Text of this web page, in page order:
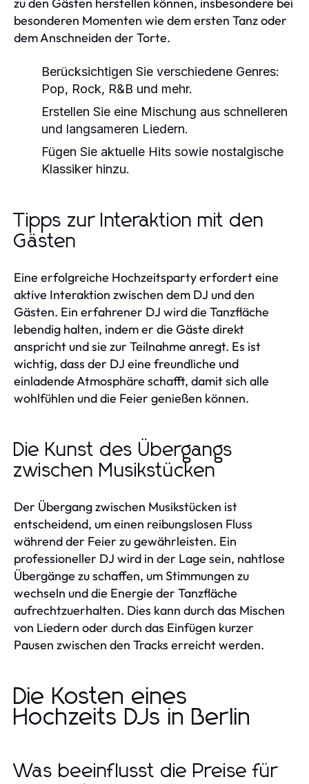
besonderen Momenten wie dem ersten Tanz oder
dem Anschneiden der Torte.
Berücksichtigen Sie verschiedene Genres:
Pop, Rock, R&B und mehr.
Erstellen Sie eine Mischung aus schnelleren
und langsameren Liedern.
Fügen Sie aktuelle Hits sowie nostalgische
Klassiker hinzu.
Tipps zur Interaktion mit den
Gästen
Eine erfolgreiche Hochzeitsparty erfordert eine
aktive Interaktion zwischen dem DJ und den
Gästen. Ein erfahrener DJ wird die Tanzfläche
lebendig halten, indem er die Gäste direkt
anspricht und sie zur Teilnahme anregt. Es ist
wichtig, dass der DJ eine freundliche und
einladende Atmosphäre schafft, damit sich alle
wohlfühlen und die Feier genießen können.
Die Kunst des Übergangs
zwischen Musikstücken
Der Übergang zwischen Musikstücken ist
entscheidend, um einen reibungslosen Fluss
während der Feier zu gewährleisten. Ein
professioneller DJ wird in der Lage sein, nahtlose
Übergänge zu schaffen, um Stimmungen zu
wechseln und die Energie der Tanzfläche
aufrechtzuerhalten. Dies kann durch das Mischen
von Liedern oder durch das Einfügen kurzer
Pausen zwischen den Tracks erreicht werden.
Die Kosten eines
Hochzeits DJs in Berlin
Was beeinflusst die Preise für